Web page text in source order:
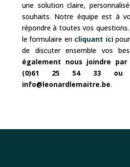
une solution claire,
souhaits. Notre équipe est à
répondre à toutes vos
le formulaire en cliquant ici
de discuter ensemble vos
également nous joindre
(0)61 25 54 33
info@leonardlemaitre.be.